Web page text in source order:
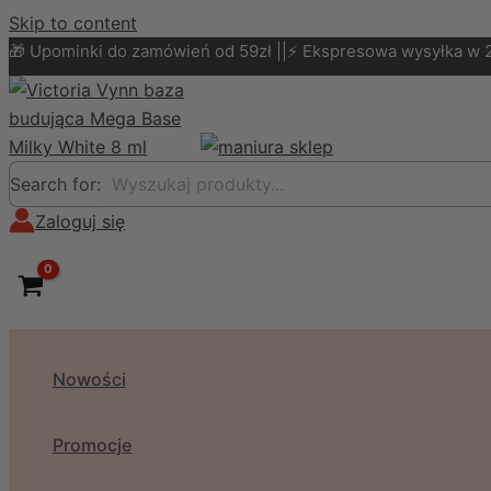
Skip to content
🎁 Upominki do zamówień od 59zł ||⚡ Ekspresowa wysyłka w
Search for:
Zaloguj się
Nowości
Promocje